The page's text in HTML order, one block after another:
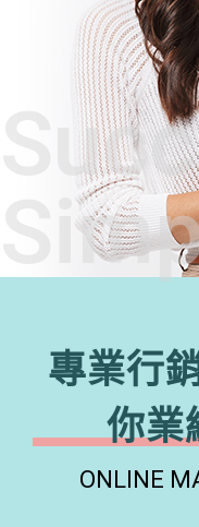
專業行
你業
ONLINE